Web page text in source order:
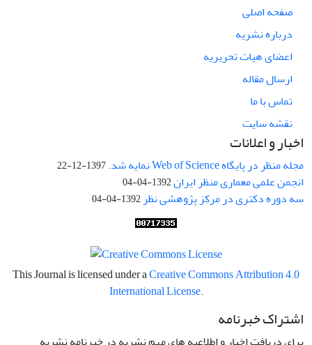
صفحه اصلی
درباره نشریه
اعضای هیات تحریریه
ارسال مقاله
تماس با ما
نقشه سایت
اخبار و اعلانات
مجله منظر در پایگاه Web of Science نمایه شد. 1397-12-22
انجمن علمی معماری منظر ایران1392-04-04
سه دوره دکتری در مرکز پژوهشی نظر 1392-04-04
This Journal is licensed under aCreative Commons Attribution 4.0
International License.
اشتراک خبرنامه